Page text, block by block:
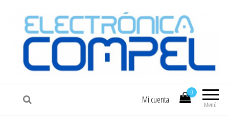
COMPEL Electrónica COMPEL
Menú
0
Mi cuenta